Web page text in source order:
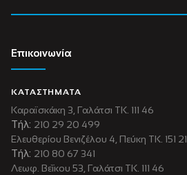
Επικοινωνία
ΚΑΤΑΣΤΗΜΑΤΑ
Καραϊσκάκη 3, Γαλάτσι ΤΚ. 111 46
Τήλ: 210 29 20 499
Ελευθερίου Βενιζέλου 4, Πεύκη ΤΚ. 151 21
Τήλ: 210 80 67 341
Λεωφ. Βεΐκου 53, Γαλάτσι ΤΚ. 111 46